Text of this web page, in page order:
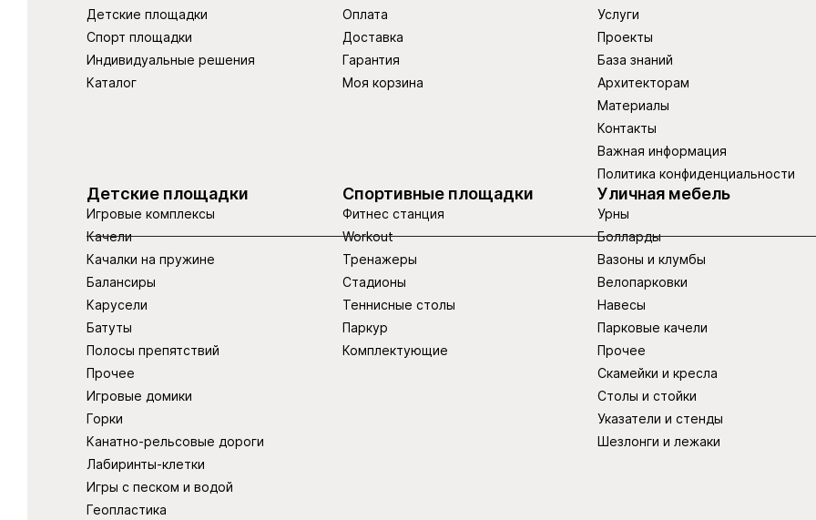
Детские площадки
Спорт площадки
Индивидуальные решения
Каталог
Оплата
Доставка
Гарантия
Моя корзина
Услуги
Проекты
База знаний
Архитекторам
Материалы
Контакты
Важная информация
Политика конфиденциальности
Детские площадки
Игровые комплексы
Качели
Качалки на пружине
Балансиры
Карусели
Батуты
Полосы препятствий
Прочее
Игровые домики
Горки
Канатно-рельсовые дороги
Лабиринты-клетки
Игры с песком и водой
Геопластика
Спортивные площадки
Фитнес станция
Workout
Тренажеры
Стадионы
Теннисные столы
Паркур
Комплектующие
Уличная мебель
Урны
Болларды
Вазоны и клумбы
Велопарковки
Навесы
Парковые качели
Прочее
Скамейки и кресла
Столы и стойки
Указатели и стенды
Шезлонги и лежаки